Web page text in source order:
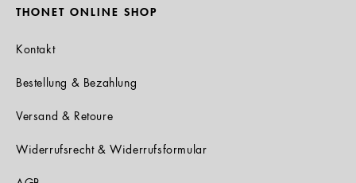
THONET ONLINE SHOP
Kontakt
Bestellung & Bezahlung
Versand & Retoure
Widerrufsrecht & Widerrufsformular